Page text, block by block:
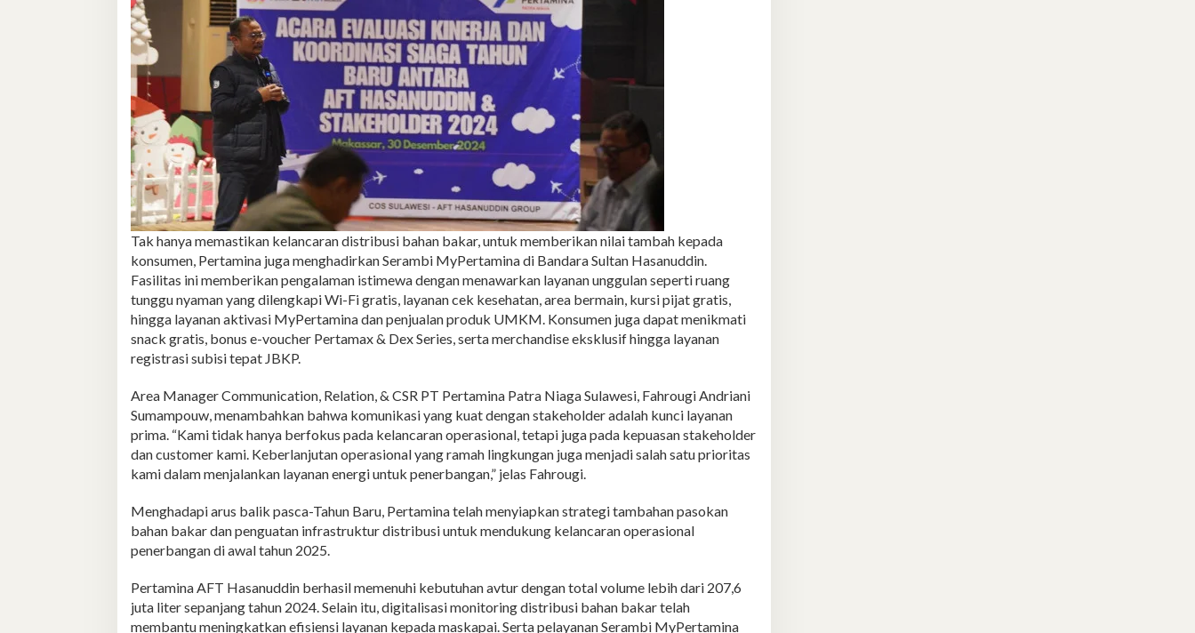
Tak hanya memastikan kelancaran distribusi bahan bakar, untuk memberikan nilai tambah kepada
konsumen, Pertamina juga menghadirkan Serambi MyPertamina di Bandara Sultan Hasanuddin.
Fasilitas ini memberikan pengalaman istimewa dengan menawarkan layanan unggulan seperti ruang
tunggu nyaman yang dilengkapi Wi-Fi gratis, layanan cek kesehatan, area bermain, kursi pijat gratis,
hingga layanan aktivasi MyPertamina dan penjualan produk UMKM. Konsumen juga dapat menikmati
snack gratis, bonus e-voucher Pertamax & Dex Series, serta merchandise eksklusif hingga layanan
registrasi subisi tepat JBKP.
Area Manager Communication, Relation, & CSR PT Pertamina Patra Niaga Sulawesi, Fahrougi Andriani
Sumampouw, menambahkan bahwa komunikasi yang kuat dengan stakeholder adalah kunci layanan
prima. “Kami tidak hanya berfokus pada kelancaran operasional, tetapi juga pada kepuasan stakeholder
dan customer kami. Keberlanjutan operasional yang ramah lingkungan juga menjadi salah satu prioritas
kami dalam menjalankan layanan energi untuk penerbangan,” jelas Fahrougi.
Menghadapi arus balik pasca-Tahun Baru, Pertamina telah menyiapkan strategi tambahan pasokan
bahan bakar dan penguatan infrastruktur distribusi untuk mendukung kelancaran operasional
penerbangan di awal tahun 2025.
Pertamina AFT Hasanuddin berhasil memenuhi kebutuhan avtur dengan total volume lebih dari 207,6
juta liter sepanjang tahun 2024. Selain itu, digitalisasi monitoring distribusi bahan bakar telah
membantu meningkatkan efisiensi layanan kepada maskapai. Serta pelayanan Serambi MyPertamina